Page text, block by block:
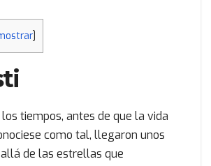
]
tiempos, antes de que la vida
como tal, llegaron unos
de las estrellas que